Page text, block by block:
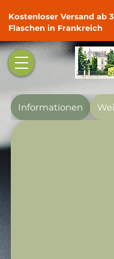
Kostenloser Versand ab
Flaschen in Frankreich
Informationen